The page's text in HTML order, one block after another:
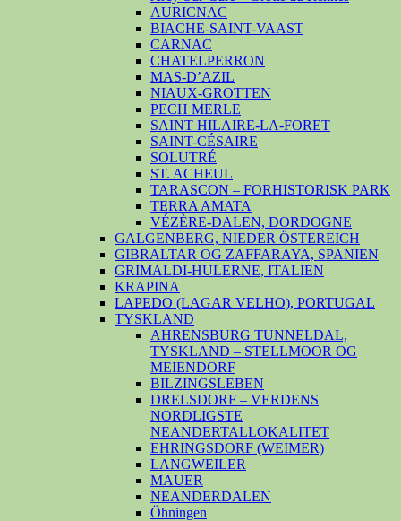
AURICNAC
BIACHE-SAINT-VAAST
CARNAC
CHATELPERRON
MAS-D’AZIL
NIAUX-GROTTEN
PECH MERLE
SAINT HILAIRE-LA-FORET
SAINT-CÉSAIRE
SOLUTRÉ
ST. ACHEUL
TARASCON – FORHISTORISK PARK
TERRA AMATA
VÉZÈRE-DALEN, DORDOGNE
GALGENBERG, NIEDER ÖSTEREICH
GIBRALTAR OG ZAFFARAYA, SPANIEN
GRIMALDI-HULERNE, ITALIEN
KRAPINA
LAPEDO (LAGAR VELHO), PORTUGAL
TYSKLAND
AHRENSBURG TUNNELDAL,
TYSKLAND – STELLMOOR OG
MEIENDORF
BILZINGSLEBEN
DRELSDORF – VERDENS
NORDLIGSTE
NEANDERTALLOKALITET
EHRINGSDORF (WEIMER)
LANGWEILER
MAUER
NEANDERDALEN
Öhningen